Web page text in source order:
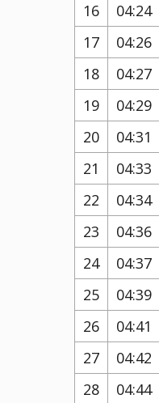
16
04:24
17
04:26
18
04:27
19
04:29
20
04:31
21
04:33
22
04:34
23
04:36
24
04:37
25
04:39
26
04:41
27
04:42
28
04:44